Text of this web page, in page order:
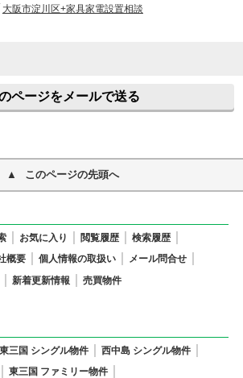
大阪市淀川区+家具家電設置相談
ページをメールで送る
このページの先頭へ
お気に入り 閲覧履歴
検索履歴
概要 個人情報の取扱い
メール問合せ
新着更新情報 売買物件
東三国 シングル物件
西中島 シングル物件
東三国 ファミリー物件